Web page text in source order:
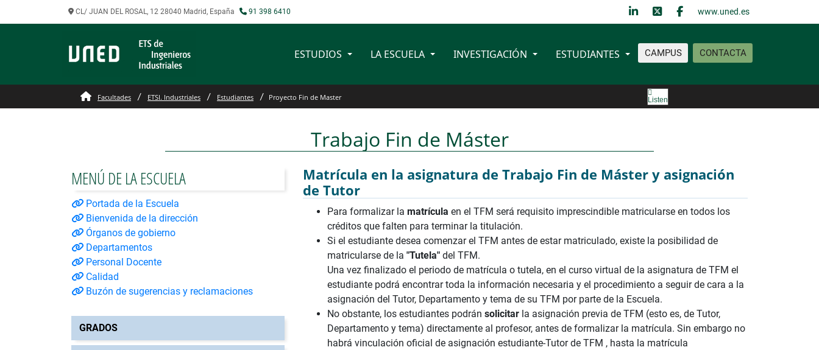
CL/ JUAN DEL ROSAL, 12 28040 Madrid, España 91 398 6410 www.uned.es
CAMPUS CONTACTA
ESTUDIOS LA ESCUELA INVESTIGACIÓN ESTUDIANTES
Proyecto Fin de Master ETSI. Industriales
Facultades ETSI. Industriales Estudiantes Proyecto Fin de Master Listen
Trabajo Fin de Máster
MENÚ DE LA ESCUELA
Portada de la Escuela
Bienvenida de la dirección
Órganos de gobierno
Departamentos
Personal Docente
Calidad
Buzón de sugerencias y reclamaciones
GRADOS
Matrícula en la asignatura de Trabajo Fin de Máster y asignación
de Tutor
Para formalizar la matrícula en el TFM será requisito imprescindible matricularse en todos los
créditos que falten para terminar la titulación.
Si el estudiante desea comenzar el TFM antes de estar matriculado, existe la posibilidad de
matricularse de la "Tutela" del TFM.
Una vez finalizado el periodo de matrícula o tutela, en el curso virtual de la asignatura de TFM el
estudiante podrá encontrar toda la información necesaria y el procedimiento a seguir de cara a la
asignación del Tutor, Departamento y tema de su TFM por parte de la Escuela.
No obstante, los estudiantes podrán solicitar la asignación previa de TFM (esto es, de Tutor,
Departamento y tema) directamente al profesor, antes de formalizar la matrícula. Sin embargo no
habrá vinculación oficial de asignación estudiante-Tutor de TFM , hasta la matrícula